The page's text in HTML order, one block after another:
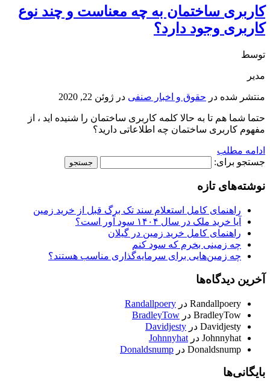
کاربری ساختمان به چه معناست و چند نوع
کاربری وجود دارد؟
توسط
مدیر
منتشر شده در حقوق و اخبار صنفی در ژوئن 22, 2020
حتما شما هم تا به حالا کلمه کاربری ساختمان را شنیده اید ، از
مفهوم کاربری ساختمان چه اطلاعاتی دارید؟
ادامه مطلب
جستجو برای:
نوشته‌های تازه
راهنمای کامل استعلام سند تک برگ قبل از خرید زمین
آیا خرید ملک در سال ۱۴۰۴ سود آور است؟
راهنمای کامل خرید زمین در گیلان
چه زمینی بخرم که سود کنم
چه زمین‌هایی برای سرمایه‌گذاری مناسب هستند؟
آخرین دیدگاه‌ها
Randallpoery در Randallpoery
BradleyTow در BradleyTow
Davidjesty در Davidjesty
Johnnyhat در Johnnyhat
Donaldsnump در Donaldsnump
بایگانی‌ها